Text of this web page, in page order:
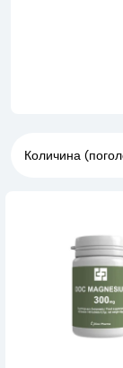
● Употреба на
● Грчеви
● Мускулна
●
Природни
● Морска храна